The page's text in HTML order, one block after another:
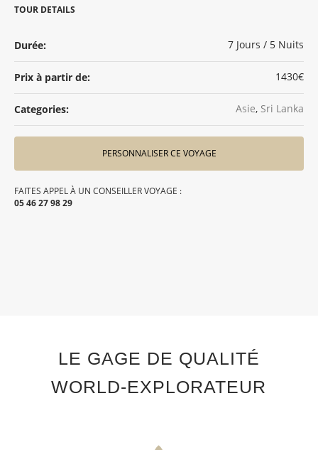
TOUR DETAILS
Durée: 7 Jours / 5 Nuits
Prix à partir de: 1430€
Categories: Asie, Sri Lanka
PERSONNALISER CE VOYAGE
FAITES APPEL À UN CONSEILLER VOYAGE :
05 46 27 98 29
LE GAGE DE QUALITÉ
WORLD-EXPLORATEUR